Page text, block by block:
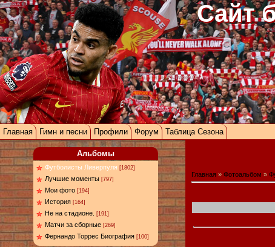
Сайт
Главная Гимн и песни Профили Форум Таблица Сезона
Альбомы
Футболисты Ливерпуля [1802]
Лучшие моменты [797]
Мои фото [194]
История [164]
Не на стадионе. [191]
Матчи за сборные [269]
Фернандо Торрес Биография [100]
Главная » Фотоальбом »